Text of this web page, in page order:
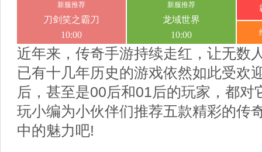
近年来，传奇手游持续走红，让无数
已有十几年历史的游戏依然如此受欢
后，甚至是00后和01后的玩家，都对
玩小编为小伙伴们推荐五款精彩的传
中的魅力吧!